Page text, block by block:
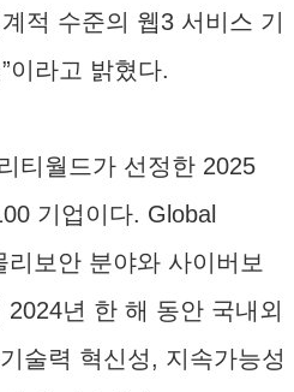
적 수준의 웹3 서비스 기
이라고 밝혔다.
티월드가 선정한 2025
기업이다. Global
보안 분야와 사이버보
년 한 해 동안 국내외
술력 혁신성, 지속가능성